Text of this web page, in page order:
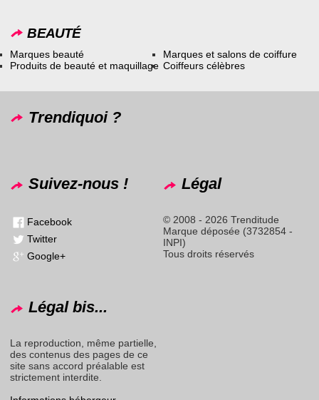
BEAUTÉ
Marques beauté
Produits de beauté et maquillage
Marques et salons de coiffure
Coiffeurs célèbres
Trendiquoi ?
Suivez-nous !
Facebook
Twitter
Google+
Légal
© 2008 - 2026 Trenditude
Marque déposée (3732854 -
INPI)
Tous droits réservés
Légal bis...
La reproduction, même partielle,
des contenus des pages de ce
site sans accord préalable est
strictement interdite.